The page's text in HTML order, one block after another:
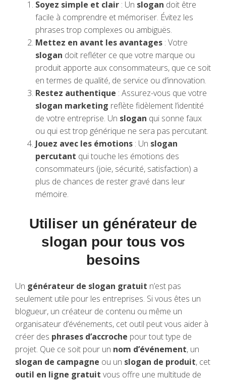
Soyez simple et clair : Un slogan doit être
facile à comprendre et mémoriser. Évitez les
phrases trop complexes ou ambiguës.
Mettez en avant les avantages : Votre
slogan doit refléter ce que votre marque ou
produit apporte aux consommateurs, que ce soit
en termes de qualité, de service ou d’innovation.
Restez authentique : Assurez-vous que votre
slogan marketing reflète fidèlement l’identité
de votre entreprise. Un slogan qui sonne faux
ou qui est trop générique ne sera pas percutant.
Jouez avec les émotions : Un slogan
percutant qui touche les émotions des
consommateurs (joie, sécurité, satisfaction) a
plus de chances de rester gravé dans leur
mémoire.
Utiliser un générateur de
slogan pour tous vos
besoins
Un générateur de slogan gratuit n’est pas
seulement utile pour les entreprises. Si vous êtes un
blogueur, un créateur de contenu ou même un
organisateur d’événements, cet outil peut vous aider à
créer des phrases d’accroche pour tout type de
projet. Que ce soit pour un nom d’événement, un
slogan de campagne ou un slogan de produit, cet
outil en ligne gratuit vous offre une multitude de